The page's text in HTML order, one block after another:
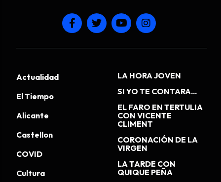
Actualidad
El Tiempo
Alicante
Castellon
COVID
Cultura
LA HORA JOVEN
SI YO TE CONTARA...
EL FARO EN TERTULIA
CON VICENTE
CLIMENT
CORONACIÓN DE LA
VIRGEN
LA TARDE CON
QUIQUE PEÑA